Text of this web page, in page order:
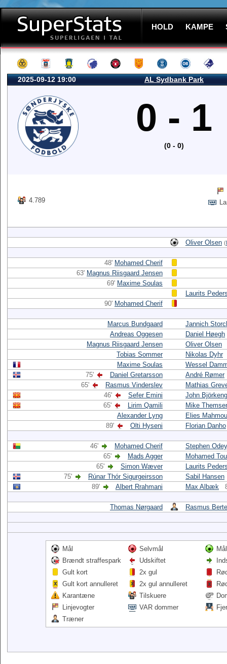
HOLD KAMPE
2025-09-12 19:00 AL Sydbank Park
0 - 1
(0 - 0)
4.789
Oliver Olsen (
48' Mohamed Cherif
63' Magnus Riisgaard Jensen
69' Maxime Soulas
Laurits
90' Mohamed Cherif
Marcus Bundgaard
Jannich
Andreas Oggesen
Daniel Høegh
Magnus Riisgaard Jensen
Oliver Olsen
Tobias Sommer
Nikolas Dyhr
Maxime Soulas
Wessel
75'
Daniel Gretarsson
André Rømer
65'
Rasmus Vinderslev
Mathias
46'
Sefer Emini
John
65'
Lirim Qamili
Mike
Alexander Lyng
Elies
89'
Olti Hyseni Florian Danho
46' Mohamed Cherif
Stephen Odey
65'
Mads Agger
Mohamed
65'
Simon Wæver
Laurits
75'
Rúnar Thór Sigurgeirsson
Sabil Hansen
89'
Albert Rrahmani Max Albæk
Thomas Nørgaard Rasmus
Mål Selvmål
Brændt straffespark
Udskiftet
Gult kort
2x gul
Gult kort annulleret
2x gul annulleret
Karantæne
Tilskuere
Linjevogter
VAR dommer
Træner